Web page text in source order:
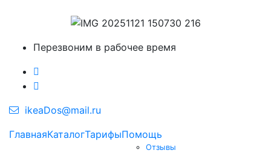
Перезвоним в рабочее время
ikeaDos@mail.ru
ГлавнаяКаталогТарифыПомощь
Отзывы